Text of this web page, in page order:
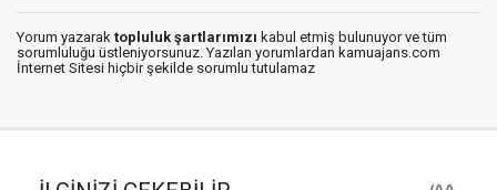
Yorum yazarak topluluk şartlarımızı kabul etmiş bulunuyor ve tüm
sorumluluğu üstleniyorsunuz. Yazılan yorumlardan kamuajans.com
İnternet Sitesi hiçbir şekilde sorumlu tutulamaz